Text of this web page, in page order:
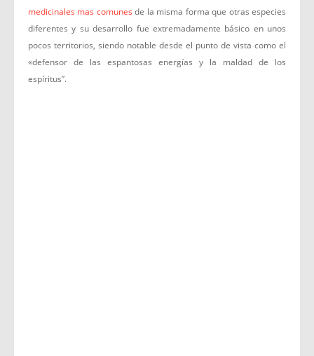
medicinales mas comunes de la misma forma que otras especies
diferentes y su desarrollo fue extremadamente básico en unos
pocos territorios, siendo notable desde el punto de vista como el
«defensor de las espantosas energías y la maldad de los
espíritus”.